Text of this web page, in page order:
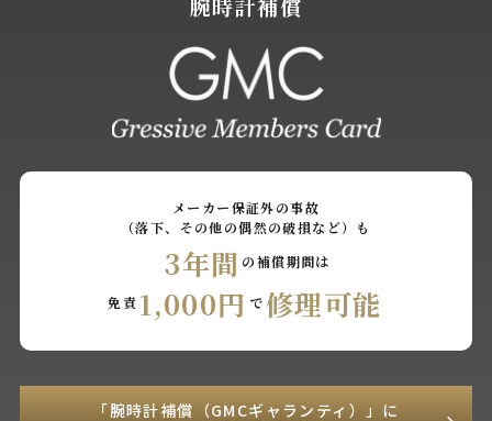
腕時計補償
メーカー保証外の事故
（落下、その他の偶然の破損など）も
3年間 の補償期間は
免責 1,000円 で修理可能
「腕時計補償（GMCギャランティ）」に